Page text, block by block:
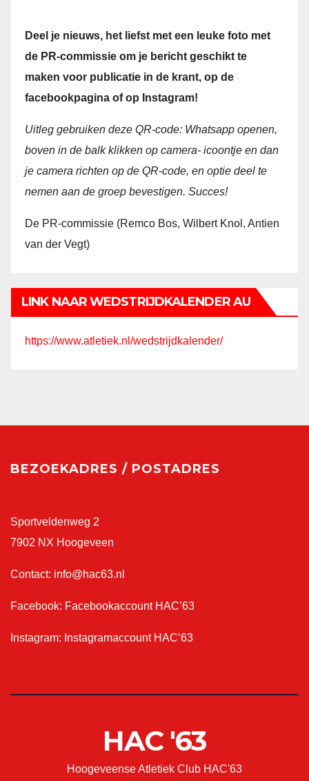
Deel je nieuws, het liefst met een leuke foto met
de PR-commissie om je bericht geschikt te
maken voor publicatie in de krant, op de
facebookpagina of op Instagram!
Uitleg gebruiken deze QR-code: Whatsapp openen,
boven in de balk klikken op camera- icoontje en dan
je camera richten op de QR-code, en optie deel te
nemen aan de groep bevestigen. Succes!
De PR-commissie (Remco Bos, Wilbert Knol, Antien
van der Vegt)
LINK NAAR WEDSTRIJDKALENDER AU
https://www.atletiek.nl/wedstrijdkalender/
BEZOEKADRES / POSTADRES
Sportveldenweg 2
7902 NX Hoogeveen
Contact: info@hac63.nl
Facebook: Facebookaccount HAC’63
Instagram: Instagramaccount HAC’63
HAC '63
Hoogeveense Atletiek Club HAC'63